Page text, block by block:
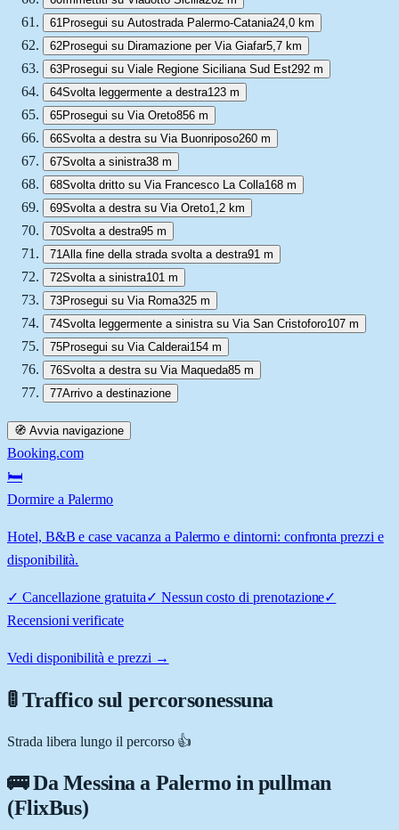
61 Prosegui su Autostrada Palermo-Catania24,0 km
62Prosegui su Diramazione per Via Giafar5,7 km
63Prosegui su Viale Regione Siciliana Sud Est292 m
64Svolta leggermente a destra123 m
65Prosegui su Via Oreto856 m
66Svolta a destra su Via Buonriposo260 m
67Svolta a sinistra38 m
68Svolta dritto su Via Francesco La Colla168 m
69Svolta a destra su Via Oreto1,2 km
70Svolta a destra95 m
71Alla fine della strada svolta a destra91 m
72Svolta a sinistra101 m
73Prosegui su Via Roma325 m
74Svolta leggermente a sinistra su Via San Cristoforo107 m
75Prosegui su Via Calderai154 m
76Svolta a destra su Via Maqueda85 m
77Arrivo a destinazione
🧭 Avvia navigazione
Booking.com
🛏️
Dormire a Palermo
Hotel, B&B e case vacanza a Palermo e dintorni: confronta prezzi e
disponibilità.
✓ Cancellazione gratuita✓ Nessun costo di prenotazione✓
Recensioni verificate
Vedi disponibilità e prezzi →
🚦 Traffico sul percorsonessuna
Strada libera lungo il percorso 👍
🚌 DaMessinaa Palermo in pullman
(FlixBus)